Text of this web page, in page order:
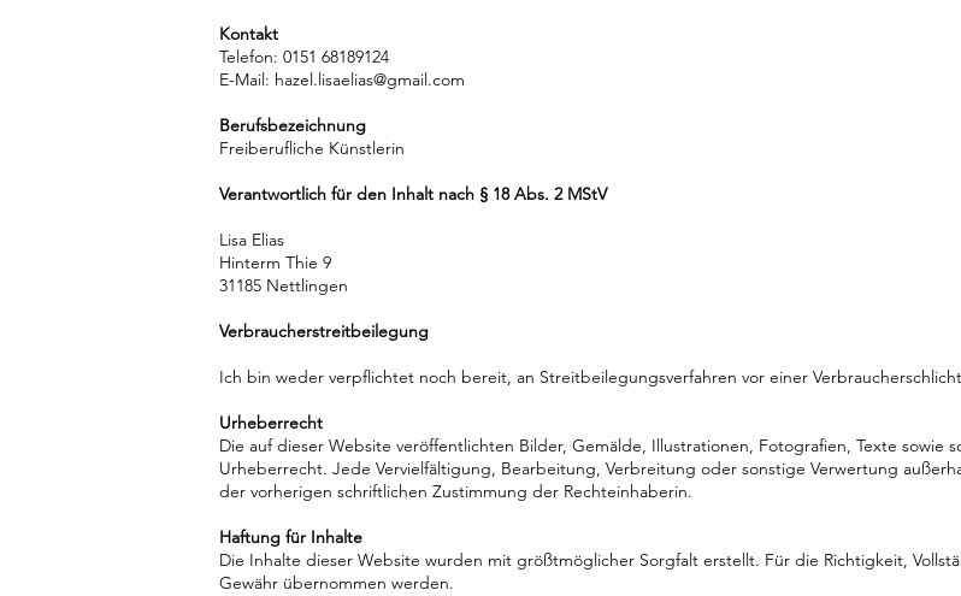
Kontakt
Telefon: 0151 68189124
E-Mail: hazel.lisaelias@gmail.com
Berufsbezeichnung
Freiberufliche Künstlerin
Verantwortlich für den Inhalt nach § 18 Abs. 2 MStV
Lisa Elias
Hinterm Thie 9
31185 Nettlingen
Verbraucherstreitbeilegung
Ich bin weder verpflichtet noch bereit, an Streitbeilegungsverfahren vor einer
Urheberrecht
Die auf dieser Website veröffentlichten Bilder, Gemälde, Illustrationen, Fotografien, Texte sowie
Urheberrecht. Jede Vervielfältigung, Bearbeitung, Verbreitung oder sonstige Verwertung
der vorherigen schriftlichen Zustimmung der Rechteinhaberin.
Haftung für Inhalte
Die Inhalte dieser Website wurden mit größtmöglicher Sorgfalt erstellt. Für die Richtigkeit,
Gewähr übernommen werden.